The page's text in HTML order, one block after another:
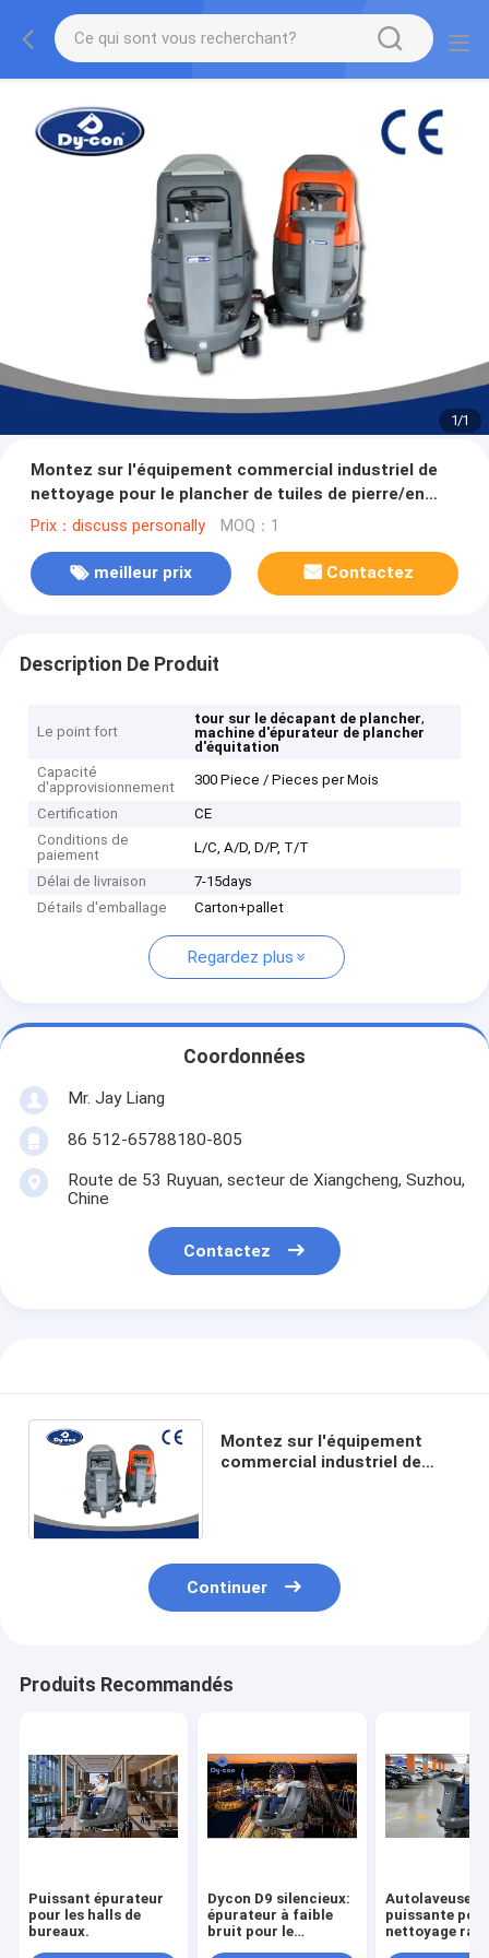
1/1
Montez sur l'équipement commercial industriel de
nettoyage pour le plancher de tuiles de pierre/en
bois/
Prix：discuss personally MOQ：1
meilleur prix Contactez
Description De Produit
Le point fort
tour sur le décapant de plancher,
machine d'épurateur de plancher
d'équitation
Capacité
d'approvisionnement
300 Piece / Pieces per Mois
Certification
CE
Conditions de
paiement
L/C, A/D, D/P, T/T
Délai de livraison
7-15days
Détails d'emballage
Carton+pallet
Regardez plus
Coordonnées
Mr. Jay Liang
86 512-65788180-805
Route de 53 Ruyuan, secteur de Xiangcheng, Suzhou,
Chine
Contactez
Montez sur l'équipement
commercial industriel de
Continuer
Produits Recommandés
Puissant épurateur
pour les halls de
bureaux.
Dycon D9 silencieux:
épurateur à faible
bruit pour le
Autolaveuse
puissante
nettoyage